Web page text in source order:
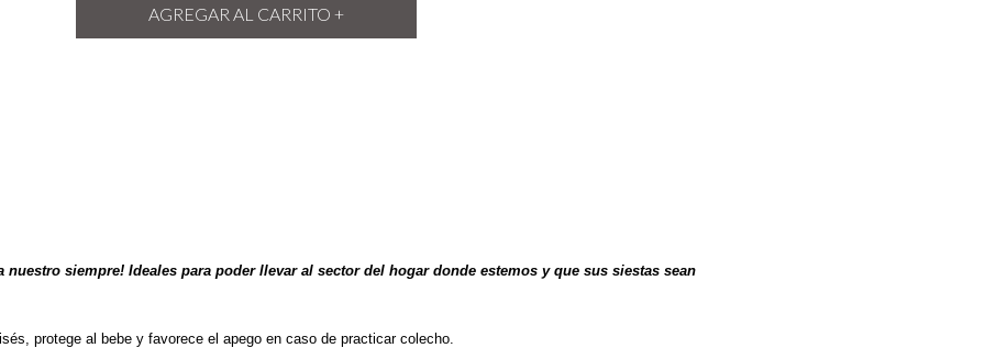
nuestro siempre! Ideales para poder llevar al sector del hogar donde estemos y que sus siestas sean
protege al bebe y favorece el apego en caso de practicar colecho.